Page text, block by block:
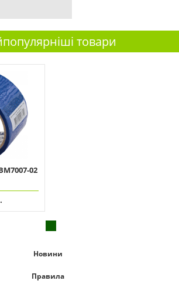
товари
02
Новини
Правила